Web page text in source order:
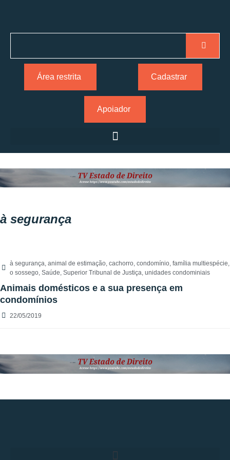
Área restrita Cadastrar
Apoiador
à segurança
à segurança, animal de estimação, cachorro, condomínio, família multiespécie,
o sossego, Saúde, Superior Tribunal de Justiça, unidades condominiais
Animais domésticos e a sua presença em
condomínios
22/05/2019